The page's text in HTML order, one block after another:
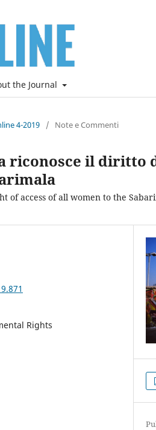
the Journal
4-2019 / Note e Commenti
riconosce il diritto
of access of all women to the
Rights